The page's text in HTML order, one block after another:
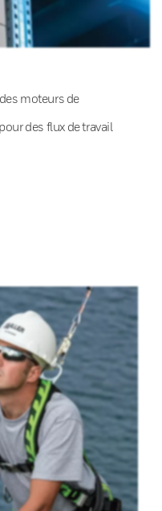
moteurs de
des flux de travail